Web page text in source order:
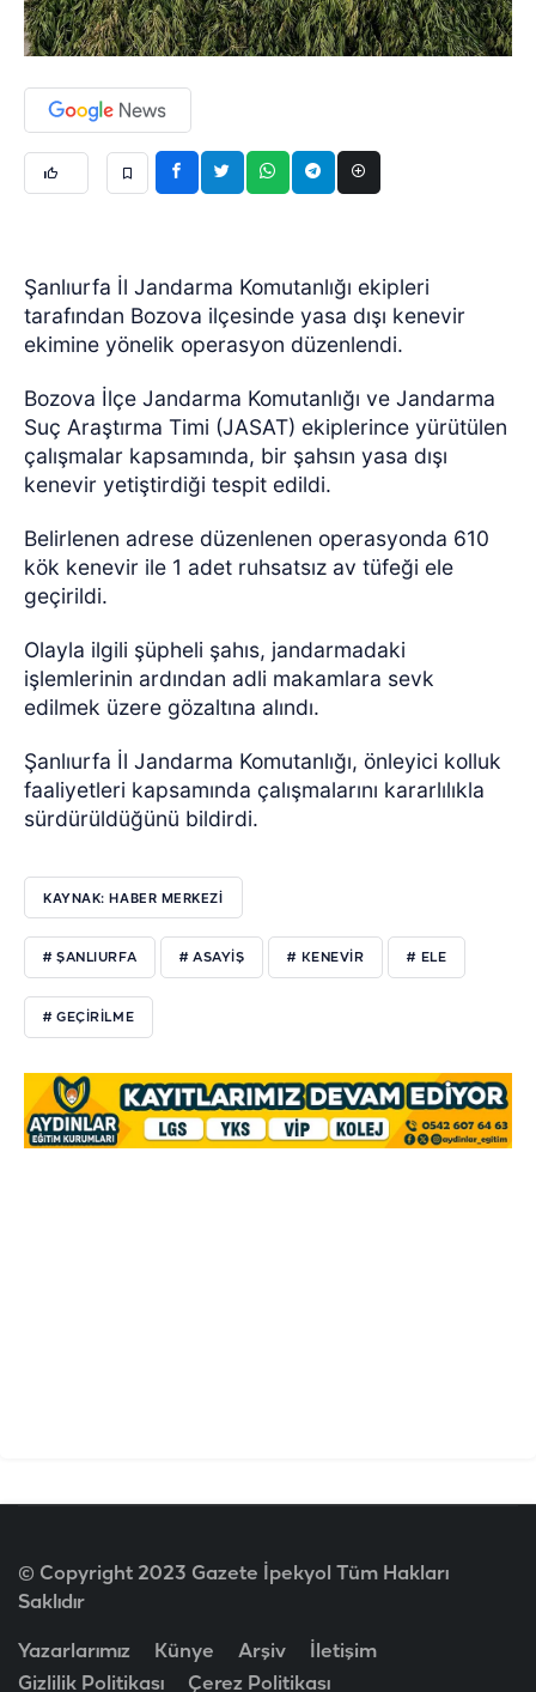
Şanlıurfa İl Jandarma Komutanlığı ekipleri
tarafından Bozova ilçesinde yasa dışı kenevir
ekimine yönelik operasyon düzenlendi.
Bozova İlçe Jandarma Komutanlığı ve Jandarma
Suç Araştırma Timi (JASAT) ekiplerince yürütülen
çalışmalar kapsamında, bir şahsın yasa dışı
kenevir yetiştirdiği tespit edildi.
Belirlenen adrese düzenlenen operasyonda 610
kök kenevir ile 1 adet ruhsatsız av tüfeği ele
geçirildi.
Olayla ilgili şüpheli şahıs, jandarmadaki
işlemlerinin ardından adli makamlara sevk
edilmek üzere gözaltına alındı.
Şanlıurfa İl Jandarma Komutanlığı, önleyici kolluk
faaliyetleri kapsamında çalışmalarını kararlılıkla
sürdürüldüğünü bildirdi.
KAYNAK: HABER MERKEZİ
# ŞANLIURFA # ASAYİŞ # KENEVİR # ELE
# GEÇİRİLME
© Copyright 2023 Gazete İpekyol Tüm Hakları
Saklıdır
Yazarlarımız Künye Arşiv
İletişim
Gizlilik Politikası
Çerez Politikası